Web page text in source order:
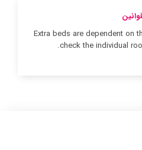
Extra beds are dependent on
check the individual